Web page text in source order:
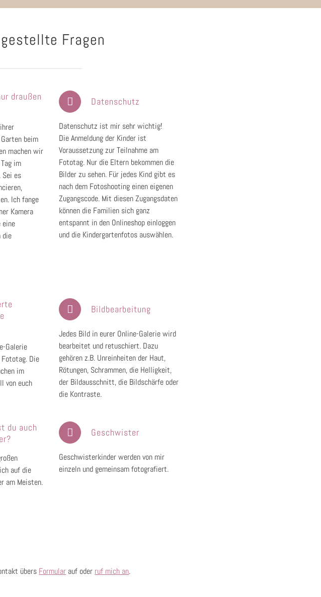
Fragen
draußen
beim
machen wir
im
Sei es
Ich fange
Kamera
eine
die
Datenschutz
Datenschutz ist mir sehr wichtig!
Die Anmeldung der Kinder ist
Voraussetzung zur Teilnahme am
Fototag. Nur die Eltern bekommen die
Bilder zu sehen. Für jedes Kind gibt es
nach dem Fotoshooting einen eigenen
Zugangscode. Mit diesen Zugangsdaten
können die Familien sich ganz
entspannt in den Onlineshop einloggen
und die Kindergartenfotos auswählen.
Galerie
Die
im
von euch
Bildbearbeitung
Jedes Bild in eurer Online-Galerie wird
bearbeitet und retuschiert. Dazu
gehören z.B. Unreinheiten der Haut,
Rötungen, Schrammen, die Helligkeit,
der Bildausschnitt, die Bildschärfe oder
die Kontraste.
du auch
auf die
am Meisten.
Geschwister
Geschwisterkinder werden von mir
einzeln und gemeinsam fotografiert.
übers Formular auf oder ruf mich an.